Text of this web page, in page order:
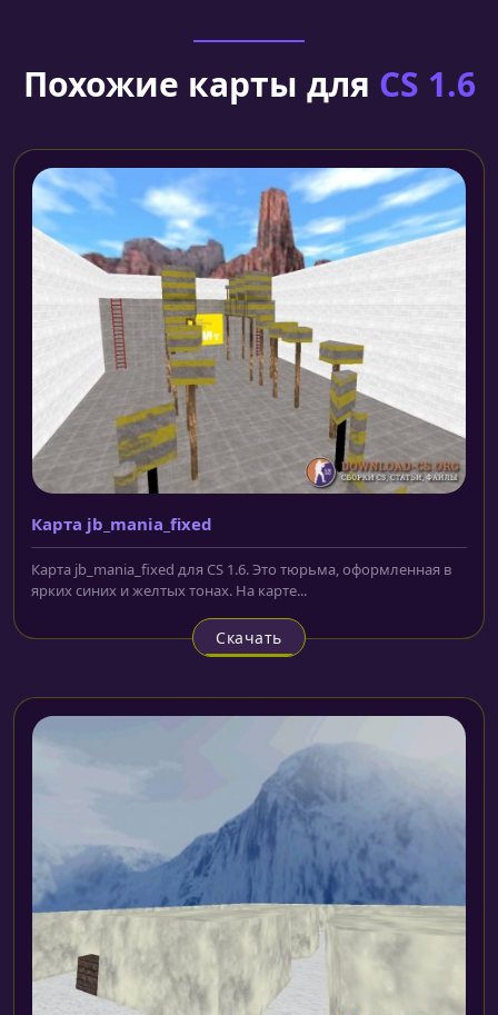
Похожие карты для CS 1.6
Карта jb_mania_fixed
Карта jb_mania_fixed для CS 1.6. Это тюрьма, оформленная в
ярких синих и желтых тонах. На карте...
Скачать